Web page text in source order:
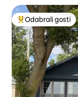
Među najviše
Odabrali gosti